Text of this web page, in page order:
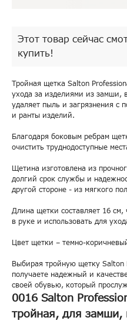
Этот товар сейчас
купить!
Тройная щетка Salton
ухода за изделиями из
удаляет пыль и загрязнения с
и ранты изделий.
Благодаря боковым ребрам
очистить труднодоступные
Щетина изготовлена из
долгий срок службы и
другой стороне - из мягкого
Длина щетки составляет 16 см,
в руке и использовать для
Цвет щетки – темно-
Выбирая тройную щетку Salton
получаете надежный и
своей обувью, который
0016 Salton
тройная, для замши,